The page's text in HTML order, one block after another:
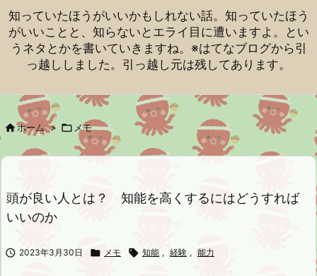
知っていたほうがいいかもしれない話。知っていたほう
がいいことと、知らないとエライ目に遭いますよ。とい
うネタとかを書いていきますね。※はてなブログから引
っ越ししました。引っ越し元は残してあります。
ホーム >  メモ
頭が良い人とは？ 知能を高くするにはどうすれば
いいのか
 2023年3月30日  メモ  知能 , 経験 , 能力